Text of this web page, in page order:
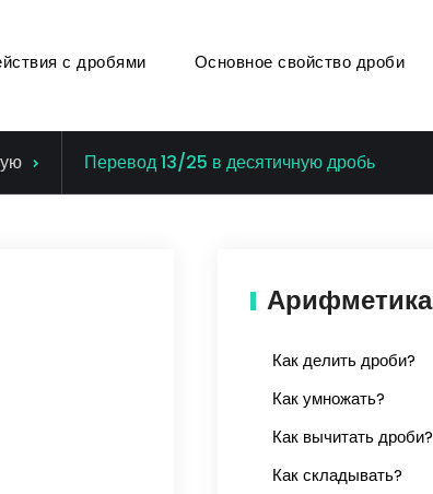
с дробями Основное свойство дроби
Перевод 13/25 в десятичную дробь
Арифметика
Как делить дроби?
Как умножать?
Как вычитать дроби?
Как складывать?